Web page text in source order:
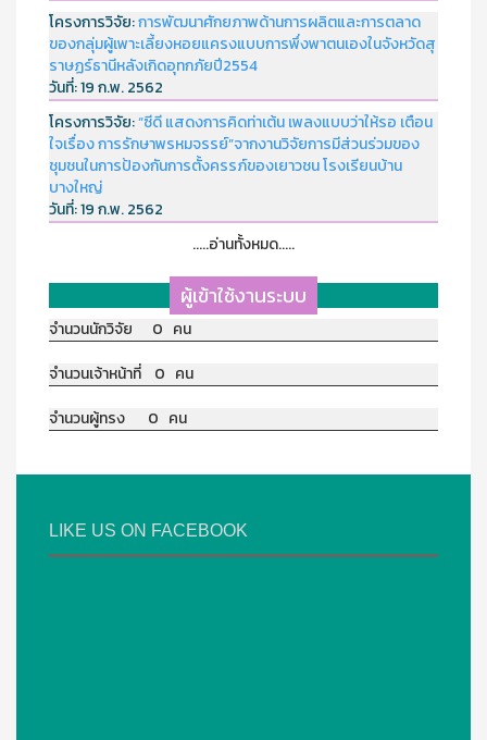
โครงการวิจัย:การพัฒนาศักยภาพด้านการผลิตและการตลาด
ของกลุ่มผู้เพาะเลี้ยงหอยแครงแบบการพึ่งพาตนเองในจังหวัดสุ
ราษฏร์ธานีหลังเกิดอุทกภัยปี2554
วันที่:19 ก.พ. 2562
โครงการวิจัย:“ซีดี แสดงการคิดท่าเต้น เพลงแบบว่าให้รอ เตือน
ใจเรื่อง การรักษาพรหมจรรย์”จากงานวิจัยการมีส่วนร่วมของ
ชุมชนในการป้องกันการตั้งครรภ์ของเยาวชน โรงเรียนบ้าน
บางใหญ่
วันที่:19 ก.พ. 2562
.....อ่านทั้งหมด.....
ผู้เข้าใช้งานระบบ
จำนวนนักวิจัย 0 คน
จำนวนเจ้าหน้าที่ 0 คน
จำนวนผู้ทรง 0 คน
LIKE US ON FACEBOOK